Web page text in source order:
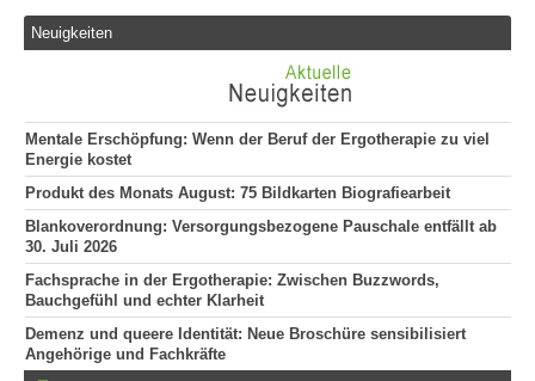
Neuigkeiten
Mentale Erschöpfung: Wenn der Beruf der Ergotherapie zu viel
Energie kostet
Produkt des Monats August: 75 Bildkarten Biografiearbeit
Blankoverordnung: Versorgungsbezogene Pauschale entfällt ab
30. Juli 2026
Fachsprache in der Ergotherapie: Zwischen Buzzwords,
Bauchgefühl und echter Klarheit
Demenz und queere Identität: Neue Broschüre sensibilisiert
Angehörige und Fachkräfte